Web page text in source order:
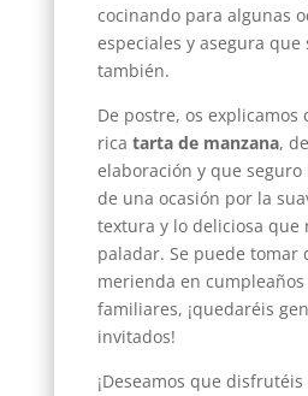
cocinando para algunas
especiales y asegura que
también.
De postre, os explicamos
rica tarta de manzana,
elaboración y que seguro
de una ocasión por la
textura y lo deliciosa que
paladar. Se puede tomar
merienda en
familiares, ¡quedaréis
invitados!
¡Deseamos que disfrutéis